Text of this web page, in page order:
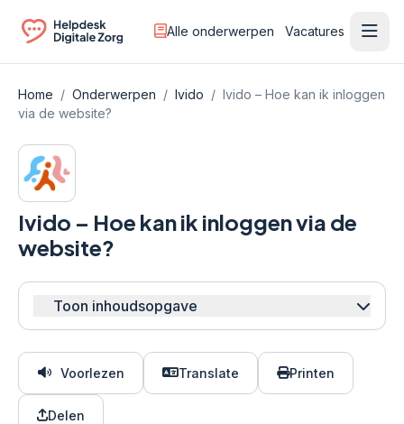
Ga naar de homepagina
Alle onderwerpen Vacatures
Home / Onderwerpen / Ivido / Ivido – Hoe kan ik inloggen
via de website?
Ivido – Hoe kan ik inloggen via de
website?
Toon inhoudsopgave
Voorlezen Translate Printen
Delen